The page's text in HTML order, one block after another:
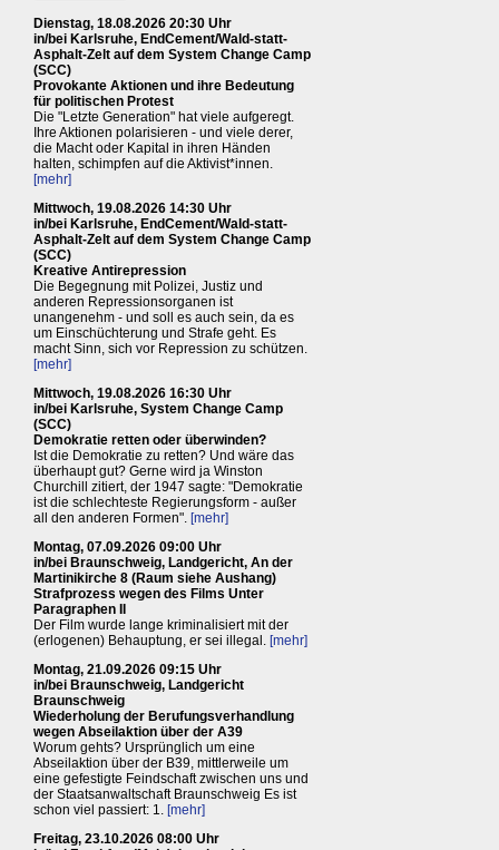
Dienstag, 18.08.2026 20:30 Uhr
in/bei Karlsruhe, EndCement/Wald-statt-
Asphalt-Zelt auf dem System Change Camp
(SCC)
Provokante Aktionen und ihre Bedeutung
für politischen Protest
Die "Letzte Generation" hat viele aufgeregt.
Ihre Aktionen polarisieren - und viele derer,
die Macht oder Kapital in ihren Händen
halten, schimpfen auf die Aktivist*innen.
[mehr]
Mittwoch, 19.08.2026 14:30 Uhr
in/bei Karlsruhe, EndCement/Wald-statt-
Asphalt-Zelt auf dem System Change Camp
(SCC)
Kreative Antirepression
Die Begegnung mit Polizei, Justiz und
anderen Repressionsorganen ist
unangenehm - und soll es auch sein, da es
um Einschüchterung und Strafe geht. Es
macht Sinn, sich vor Repression zu schützen.
[mehr]
Mittwoch, 19.08.2026 16:30 Uhr
in/bei Karlsruhe, System Change Camp
(SCC)
Demokratie retten oder überwinden?
Ist die Demokratie zu retten? Und wäre das
überhaupt gut? Gerne wird ja Winston
Churchill zitiert, der 1947 sagte: "Demokratie
ist die schlechteste Regierungsform - außer
all den anderen Formen". [mehr]
Montag, 07.09.2026 09:00 Uhr
in/bei Braunschweig, Landgericht, An der
Martinikirche 8 (Raum siehe Aushang)
Strafprozess wegen des Films Unter
Paragraphen II
Der Film wurde lange kriminalisiert mit der
(erlogenen) Behauptung, er sei illegal. [mehr]
Montag, 21.09.2026 09:15 Uhr
in/bei Braunschweig, Landgericht
Braunschweig
Wiederholung der Berufungsverhandlung
wegen Abseilaktion über der A39
Worum gehts? Ursprünglich um eine
Abseilaktion über der B39, mittlerweile um
eine gefestigte Feindschaft zwischen uns und
der Staatsanwaltschaft Braunschweig Es ist
schon viel passiert: 1. [mehr]
Freitag, 23.10.2026 08:00 Uhr